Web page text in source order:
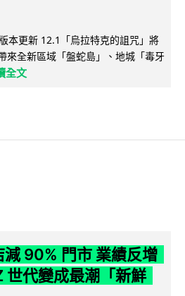
本更新 12.1「烏拉特克的詛咒」將
來全新區域「盤蛇島」、地城「毒牙
全文
減 90% 門市 業績反增
世代變成最潮「新鮮